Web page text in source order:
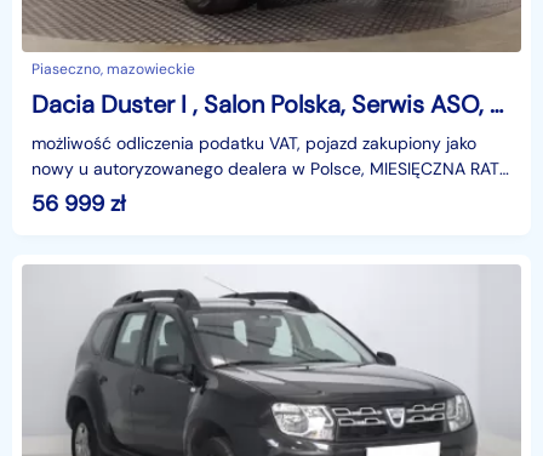
Piaseczno, mazowieckie
Dacia Duster I , Salon Polska, Serwis ASO, VAT 23%, Klima, Tempomat,
możliwość odliczenia podatku VAT, pojazd zakupiony jako
nowy u autoryzowanego dealera w Polsce, MIESIĘCZNA RATA
NA TEN SAMOCHÓD JUŻ OD 339 PLN*Podana w ogłosze
56 999 zł